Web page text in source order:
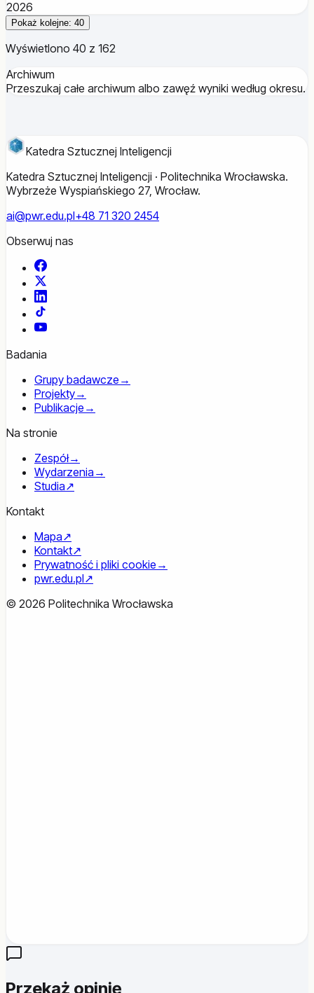
2026
Pokaż kolejne: 40
Wyświetlono 40 z 162
Archiwum
Przeszukaj całe archiwum albo zawęź wyniki według okresu.
Katedra Sztucznej Inteligencji
Katedra Sztucznej Inteligencji · Politechnika Wrocławska.
Wybrzeże Wyspiańskiego 27, Wrocław.
ai@pwr.edu.pl+48 71 320 2454
Obserwuj nas
Facebook
YouTube
Badania
Grupy badawcze →
Projekty→
Publikacje →
Na stronie
Zespół→
Wydarzenia →
Studia↗
Kontakt
Mapa↗
Kontakt↗
Prywatność i pliki cookie →
pwr.edu.pl↗
© 2026 Politechnika Wrocławska
Przekaż opinię